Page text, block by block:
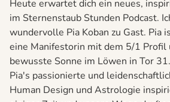
Heute erwartet dich ein neues,
im Sternenstaub Stunden Podcast.
wundervolle Pia Koban zu Gast. Pia
eine Manifestorin mit dem 5/1
bewusste Sonne im Löwen in Tor 31.
Pia's passionierte und
Human Design und Astrologie